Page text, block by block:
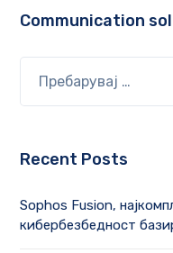
Communication
Recent Posts
Sophos Fusion,
кибербезбедност